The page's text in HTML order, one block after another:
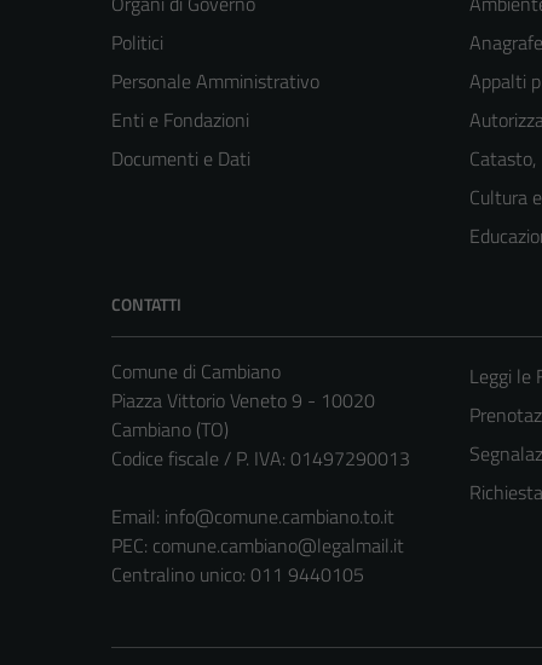
Politici
Personale Amministrativo
Enti e Fondazioni
Documenti e Dati
Appalti
Cultura
CONTATTI
Comune di Cambiano
Piazza Vittorio Veneto 9 - 10020
Cambiano (TO)
Codice fiscale / P. IVA: 01497290013
Email: info@comune.cambiano.to.it
PEC: comune.cambiano@legalmail.it
Centralino unico: 011 9440105
Leggi le